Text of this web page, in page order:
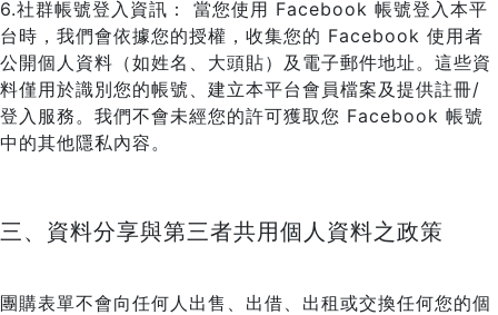
6.社群帳號登入資訊： 當您使用 Facebook 帳號登入本平
台時，我們會依據您的授權，收集您的 Facebook 使用者
公開個人資料（如姓名、大頭貼）及電子郵件地址。這些資
料僅用於識別您的帳號、建立本平台會員檔案及提供註冊/
登入服務。我們不會未經您的許可獲取您 Facebook 帳號
中的其他隱私內容。
三、資料分享與第三者共用個人資料之政策
團購表單不會向任何人出售、出借、出租或交換任何您的個